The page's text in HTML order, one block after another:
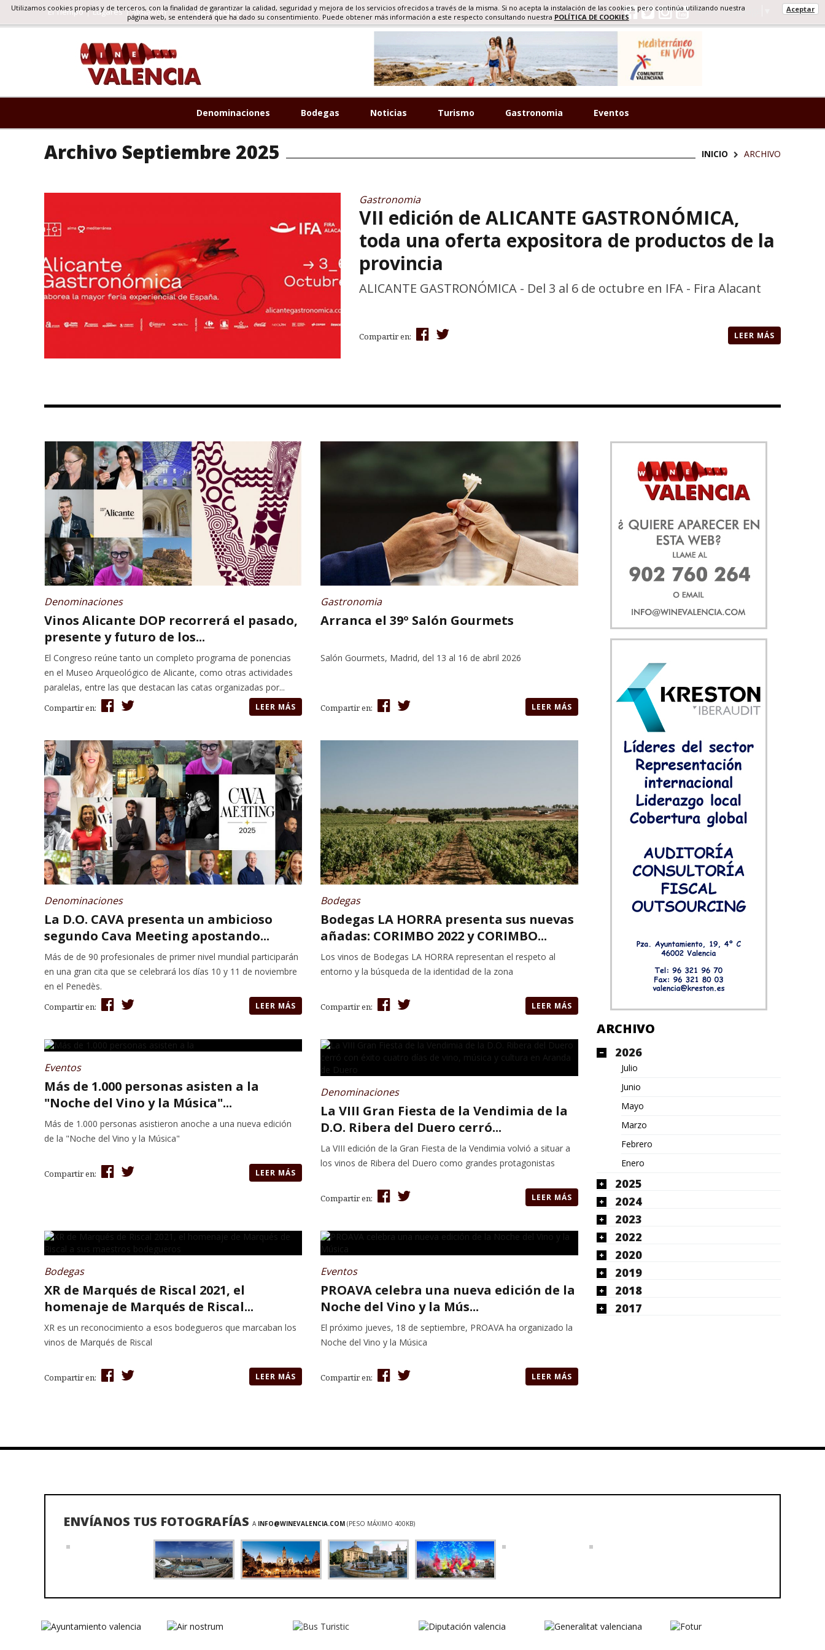
El Tiempo Lugares Situacion GASTRONOMIA, TURISMO, EVENTOS Select Language
Denominaciones Bodegas Noticias Turismo Gastronomia Eventos
Archivo Septiembre 2025 INICIO ARCHIVO
Gastronomia
VII edición de ALICANTE GASTRONÓMICA,
toda una oferta expositora de productos de la
provincia
ALICANTE GASTRONÓMICA - Del 3 al 6 de octubre en IFA - Fira Alacant
Compartir en: LEER MÁS
Denominaciones
Vinos Alicante DOP recorrerá el pasado,
presente y futuro de los...
El Congreso reúne tanto un completo programa de ponencias
en el Museo Arqueológico de Alicante, como otras actividades
paralelas, entre las que destacan las catas organizadas por...
Compartir en: LEER MÁS
Gastronomia
Arranca el 39º Salón Gourmets
Salón Gourmets, Madrid, del 13 al 16 de abril 2026
Compartir en: LEER MÁS
Denominaciones
La D.O. CAVA presenta un ambicioso
segundo Cava Meeting apostando...
Más de de 90 profesionales de primer nivel mundial participarán
en una gran cita que se celebrará los días 10 y 11 de noviembre
en el Penedès.
Compartir en: LEER MÁS
Bodegas
Bodegas LA HORRA presenta sus nuevas
añadas: CORIMBO 2022 y CORIMBO...
Los vinos de Bodegas LA HORRA representan el respeto al
entorno y la búsqueda de la identidad de la zona
Compartir en: LEER MÁS
Eventos
Más de 1.000 personas asisten a la
"Noche del Vino y la Música"...
Más de 1.000 personas asistieron anoche a una nueva edición
de la "Noche del Vino y la Música"
Compartir en: LEER MÁS
Denominaciones
La VIII Gran Fiesta de la Vendimia de la
D.O. Ribera del Duero cerró...
La VIII edición de la Gran Fiesta de la Vendimia volvió a situar a
los vinos de Ribera del Duero como grandes protagonistas
Compartir en: LEER MÁS
Bodegas
XR de Marqués de Riscal 2021, el
homenaje de Marqués de Riscal...
XR es un reconocimiento a esos bodegueros que marcaban los
vinos de Marqués de Riscal
Compartir en: LEER MÁS
Eventos
PROAVA celebra una nueva edición de la
Noche del Vino y la Mús...
El próximo jueves, 18 de septiembre, PROAVA ha organizado la
Noche del Vino y la Música
Compartir en: LEER MÁS
ARCHIVO
2026
Julio
Junio
Mayo
Marzo
Febrero
Enero
2025
2024
2023
2022
2020
2019
2018
2017
ENVÍANOS TUS FOTOGRAFÍAS A INFO@WINEVALENCIA.COM (PESO MÁXIMO 400KB)
Utilizamos cookies propias y de terceros, con la finalidad de garantizar la calidad, seguridad y mejora de los servicios ofrecidos a través de la misma. Si no acepta la instalación de las cookies, pero continúa utilizando nuestra
página web, se entenderá que ha dado su consentimiento. Puede obtener más información a este respecto consultando nuestra POLÍTICA DE COOKIES
Aceptar